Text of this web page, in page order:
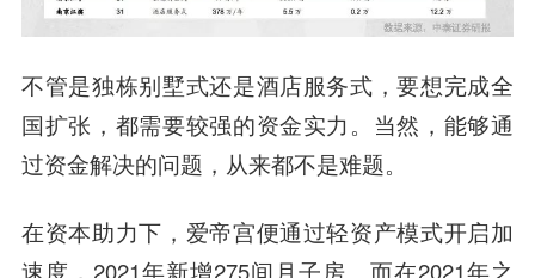
不管是独栋别墅式还是酒店服务式，要想完成全
国扩张，都需要较强的资金实力。当然，能够通
过资金解决的问题，从来都不是难题。
在资本助力下，爱帝宫便通过轻资产模式开启加
速度，2021年新增275间月子房。而在2021年之